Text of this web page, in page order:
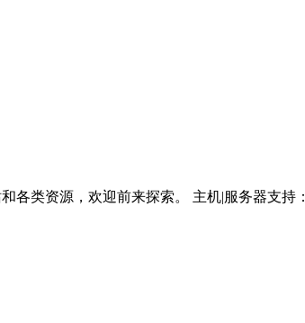
各类资源，欢迎前来探索。 主机|服务器支持：